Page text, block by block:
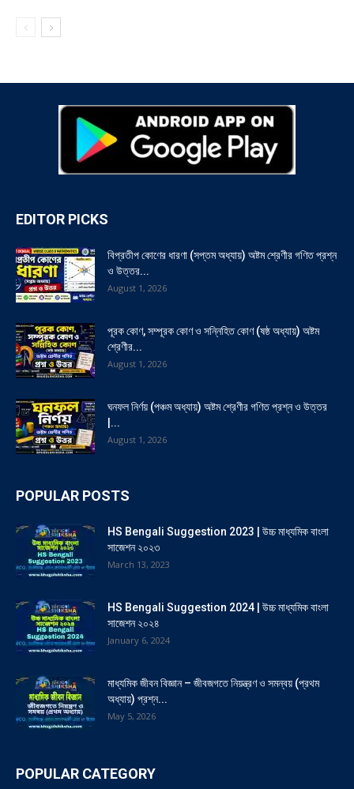
EDITOR PICKS
বিপ্রতীপ কোণের ধারণা (সপ্তম অধ্যায়) অষ্টম শ্রেণীর গণিত প্রশ্ন
ও উত্তর...
August 1, 2026
পূরক কোণ, সম্পূরক কোণ ও সন্নিহিত কোণ (ষষ্ঠ অধ্যায়) অষ্টম
শ্রেণীর...
August 1, 2026
ঘনফল নির্ণয় (পঞ্চম অধ্যায়) অষ্টম শ্রেণীর গণিত প্রশ্ন ও উত্তর
|...
August 1, 2026
POPULAR POSTS
HS Bengali Suggestion 2023 | উচ্চ মাধ্যমিক বাংলা
সাজেশন ২০২৩
March 13, 2023
HS Bengali Suggestion 2024 | উচ্চ মাধ্যমিক বাংলা
সাজেশন ২০২৪
January 6, 2024
মাধ্যমিক জীবন বিজ্ঞান – জীবজগতে নিয়ন্ত্রণ ও সমন্বয় (প্রথম
অধ্যায়) প্রশ্ন...
May 5, 2026
POPULAR CATEGORY